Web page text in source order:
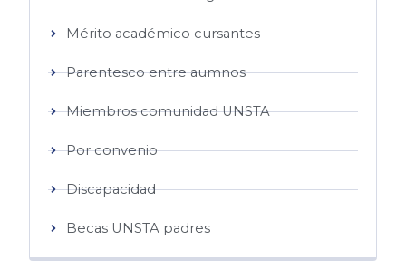
Mérito académico cursantes
Parentesco entre aumnos
Miembros comunidad UNSTA
Por convenio
Discapacidad
Becas UNSTA padres